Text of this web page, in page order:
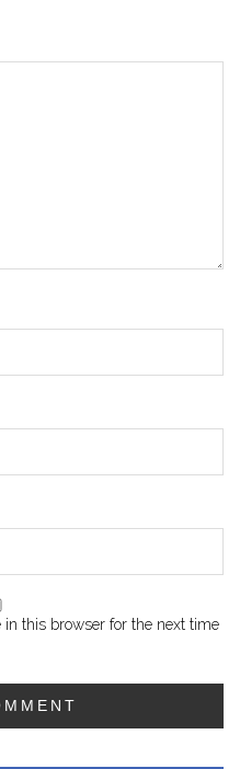
this browser for the next time